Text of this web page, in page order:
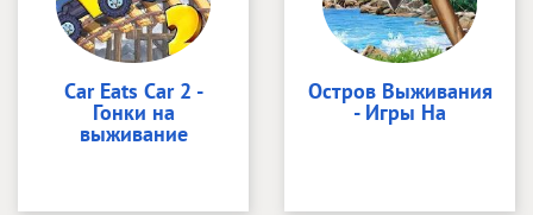
Car Eats Car 2 -
Гонки на
выживание
Остров Выживания
- Игры На